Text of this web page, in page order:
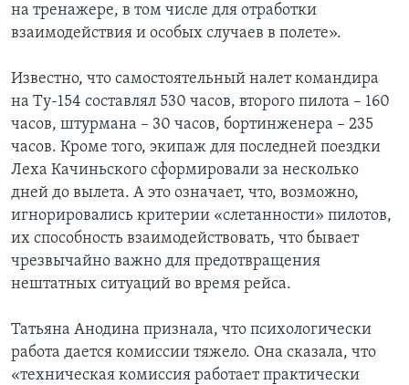
на тренажере, в том числе для отработки
взаимодействия и особых случаев в полете».
Известно, что самостоятельный налет командира
на Ту-154 составлял 530 часов, второго пилота – 160
часов, штурмана – 30 часов, бортинженера – 235
часов. Кроме того, экипаж для последней поездки
Леха Качиньского сформировали за несколько
дней до вылета. А это означает, что, возможно,
игнорировались критерии «слетанности» пилотов,
их способность взаимодействовать, что бывает
чрезвычайно важно для предотвращения
нештатных ситуаций во время рейса.
Татьяна Анодина признала, что психологически
работа дается комиссии тяжело. Она сказала, что
«техническая комиссия работает практически